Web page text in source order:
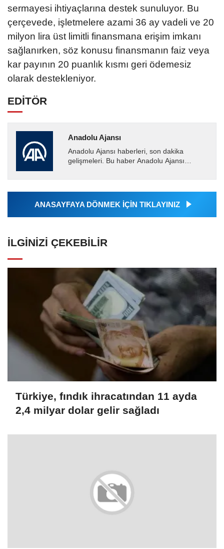
sermayesi ihtiyaçlarına destek sunuluyor. Bu
çerçevede, işletmelere azami 36 ay vadeli ve 20
milyon lira üst limitli finansmana erişim imkanı
sağlanırken, söz konusu finansmanın faiz veya
kar payının 20 puanlık kısmı geri ödemesiz
olarak destekleniyor.
EDİTÖR
Anadolu Ajansı
Anadolu Ajansı haberleri, son dakika
gelişmeleri. Bu haber Anadolu Ajansı
tarafından geçilen tüm...
ANASAYFAYA DÖNMEK İÇİN TIKLAYINIZ
İLGINIZI ÇEKEBILIR
Türkiye, fındık ihracatından 11 ayda
2,4 milyar dolar gelir sağladı